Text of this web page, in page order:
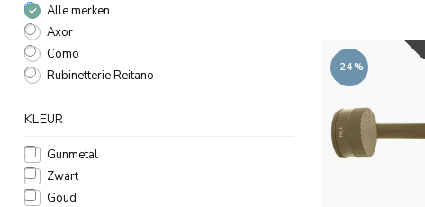
Alle merken
Axor
Como
Rubinetterie Reitano
KLEUR
Gunmetal
Zwart
Goud
-24%